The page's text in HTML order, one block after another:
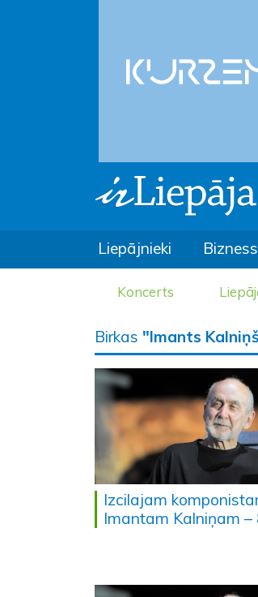
Liepājnieki Bizness
Koncerts
Birkas "Imants
Izcilajam
Imantam Kalniņam –